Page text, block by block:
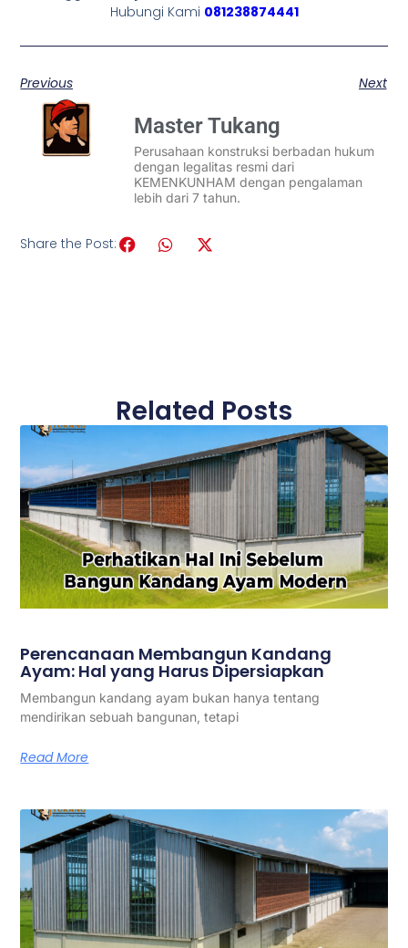
Hubungi Kami 081238874441
Previous Next
Master Tukang
Perusahaan konstruksi berbadan hukum
dengan legalitas resmi dari
KEMENKUNHAM dengan pengalaman
lebih dari 7 tahun.
Share the Post:
Related Posts
Perencanaan Membangun Kandang
Ayam: Hal yang Harus Dipersiapkan
Membangun kandang ayam bukan hanya tentang
mendirikan sebuah bangunan, tetapi
Read More